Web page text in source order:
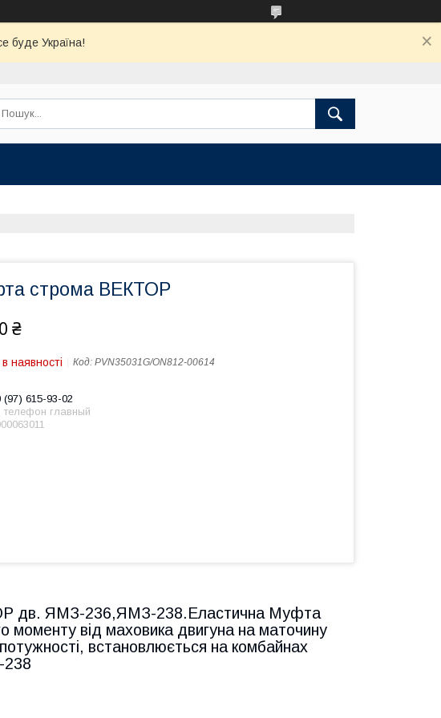
буде Україна!
строма ВЕКТОР
₴
наявності Код: PVN35031G/ON812-00614
(97) 615-93-02
главный
дв. ЯМЗ-236,ЯМЗ-238.Еластична Муфта
моменту від маховика двигуна на маточину
встановлюється на комбайнах